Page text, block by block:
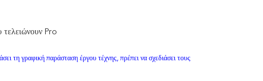
Pro
τη γραφική παράσταση έργου τέχνης, πρέπει να σχεδιάσει τους